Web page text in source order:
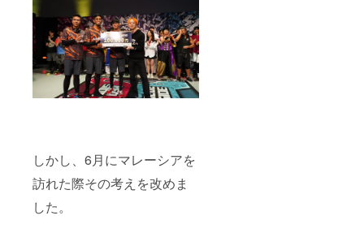
しかし、6月にマレーシアを
訪れた際その考えを改めま
した。